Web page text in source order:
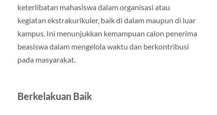
keterlibatan mahasiswa dalam organisasi atau
kegiatan ekstrakurikuler, baik di dalam maupun di luar
kampus. Ini menunjukkan kemampuan calon penerima
beasiswa dalam mengelola waktu dan berkontribusi
pada masyarakat.
Berkelakuan Baik